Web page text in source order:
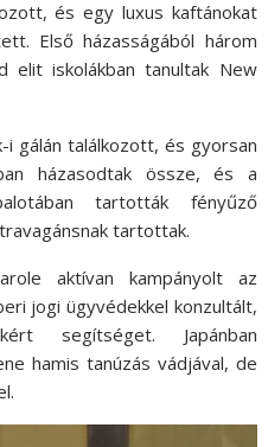
és egy luxus kaftánokat
Első házasságából három
elit iskolákban tanultak New
i gálán találkozott, és gyorsan
házasodtak össze, és a
tartották fényűző
tartottak.
aktívan kampányolt az
jogi ügyvédekkel konzultált,
segítséget. Japánban
hamis tanúzás vádjával, de